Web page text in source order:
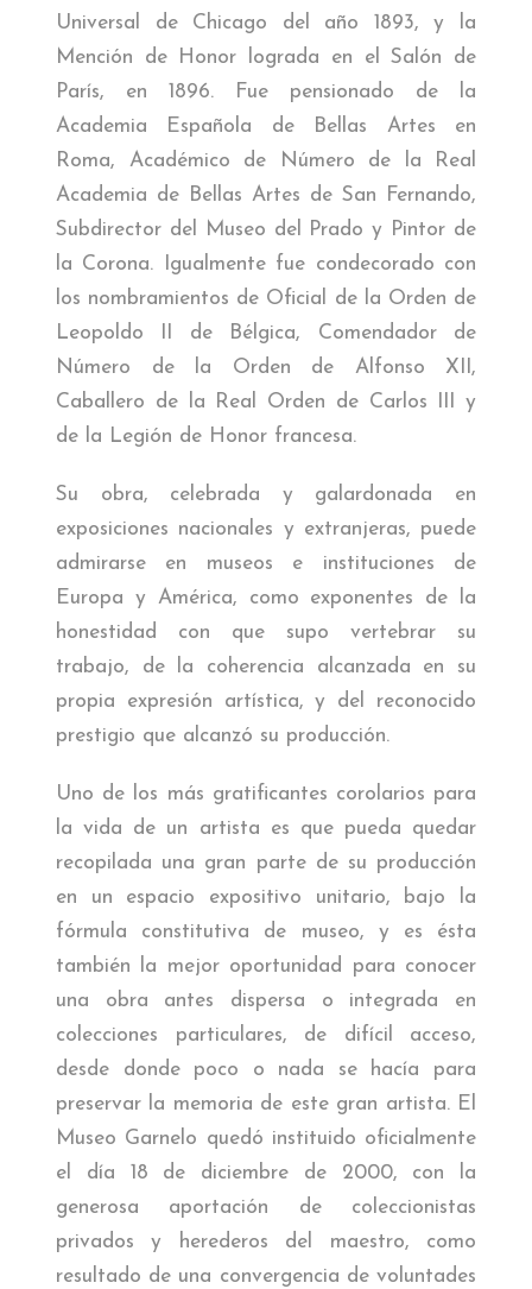
Universal de Chicago del año 1893, y la
Mención de Honor lograda en el Salón de
París, en 1896. Fue pensionado de la
Academia Española de Bellas Artes en
Roma, Académico de Número de la Real
Academia de Bellas Artes de San Fernando,
Subdirector del Museo del Prado y Pintor de
la Corona. Igualmente fue condecorado con
los nombramientos de Oficial de la Orden de
Leopoldo II de Bélgica, Comendador de
Número de la Orden de Alfonso XII,
Caballero de la Real Orden de Carlos III y
de la Legión de Honor francesa.
Su obra, celebrada y galardonada en
exposiciones nacionales y extranjeras, puede
admirarse en museos e instituciones de
Europa y América, como exponentes de la
honestidad con que supo vertebrar su
trabajo, de la coherencia alcanzada en su
propia expresión artística, y del reconocido
prestigio que alcanzó su producción.
Uno de los más gratificantes corolarios para
la vida de un artista es que pueda quedar
recopilada una gran parte de su producción
en un espacio expositivo unitario, bajo la
fórmula constitutiva de museo, y es ésta
también la mejor oportunidad para conocer
una obra antes dispersa o integrada en
colecciones particulares, de difícil acceso,
desde donde poco o nada se hacía para
preservar la memoria de este gran artista. El
Museo Garnelo quedó instituido oficialmente
el día 18 de diciembre de 2000, con la
generosa aportación de coleccionistas
privados y herederos del maestro, como
resultado de una convergencia de voluntades